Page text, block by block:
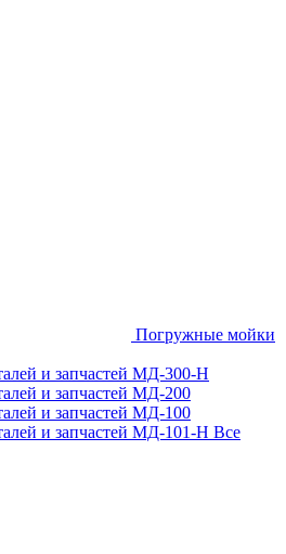
Погружные мойки
и запчастей МД-300-H
и запчастей МД-200
и запчастей МД-100
и запчастей МД-101-Н Все